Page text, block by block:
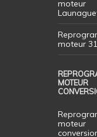
moteur
moteur 31
MOTEUR
moteur